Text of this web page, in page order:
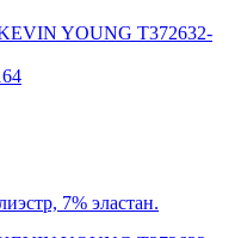
YOUNG T372632-
7% эластан.